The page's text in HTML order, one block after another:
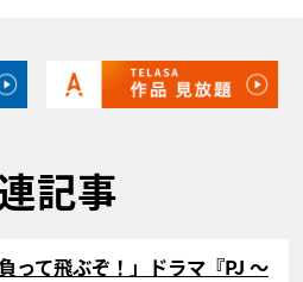
記事
って飛ぶぞ！」ドラマ『PJ ～